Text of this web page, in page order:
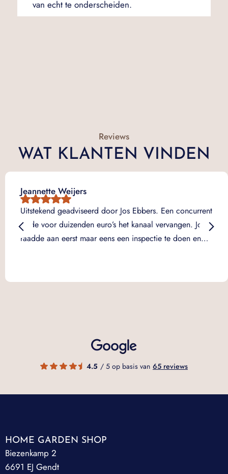
van echt te onderscheiden.
Reviews
WAT KLANTEN VINDEN
Jeannette Weijers
Uitstekend geadviseerd door Jos Ebbers. Een concurrent
wilde voor duizenden euro’s het kanaal vervangen. Jos
raadde aan eerst maar eens een inspectie te doen en…
4.5 / 5 op basis van 65 reviews
HOME GARDEN SHOP
Biezenkamp 2
6691 EJ Gendt